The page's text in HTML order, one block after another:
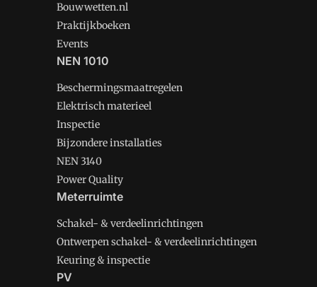
Bouwwetten.nl
Praktijkboeken
Events
NEN 1010
Beschermingsmaatregelen
Elektrisch materieel
Inspectie
Bijzondere installaties
NEN 3140
Power Quality
Meterruimte
Schakel- & verdeelinrichtingen
Ontwerpen schakel- & verdeelinrichtingen
Keuring & inspectie
PV